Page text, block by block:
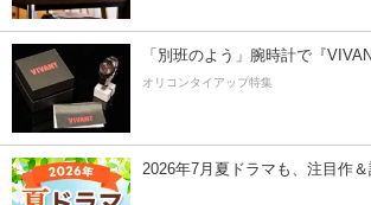
「別班のよう」腕時計で『
オリコンタイアップ特集
2026年7月夏ドラマも、注目作